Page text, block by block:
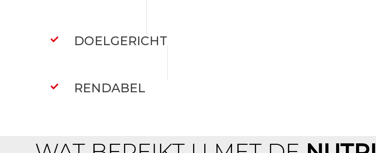
DOELGERICHT
RENDABEL